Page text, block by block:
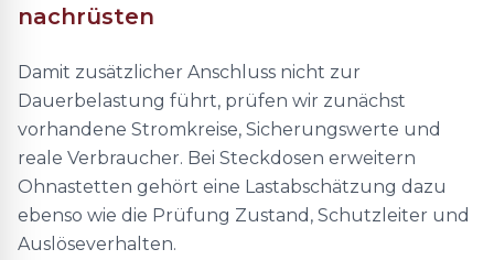
nachrüsten
Damit zusätzlicher Anschluss nicht zur
Dauerbelastung führt, prüfen wir zunächst
vorhandene Stromkreise, Sicherungswerte und
reale Verbraucher. Bei Steckdosen erweitern
Ohnastetten gehört eine Lastabschätzung dazu
ebenso wie die Prüfung Zustand, Schutzleiter und
Auslöseverhalten.